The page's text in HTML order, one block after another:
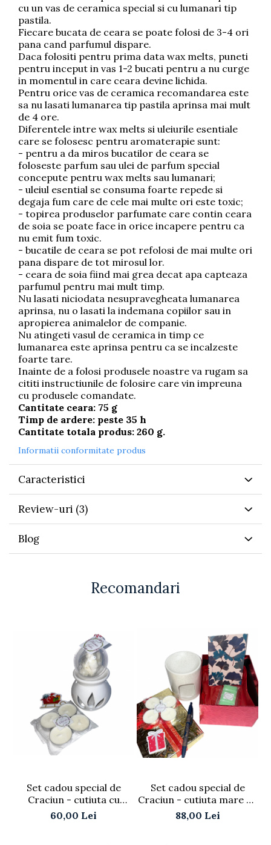
cu un vas de ceramica special si cu lumanari tip
pastila.
Fiecare bucata de ceara se poate folosi de 3-4 ori
pana cand parfumul dispare.
Daca folositi pentru prima data wax melts, puneti
pentru inceput in vas 1-2 bucati pentru a nu curge
in momentul in care ceara devine lichida.
Pentru orice vas de ceramica recomandarea este
sa nu lasati lumanarea tip pastila aprinsa mai mult
de 4 ore.
Diferentele intre wax melts si uleiurile esentiale
care se folosesc pentru aromaterapie sunt:
- pentru a da miros bucatilor de ceara se
foloseste parfum sau ulei de parfum special
concepute pentru wax melts sau lumanari;
- uleiul esential se consuma foarte repede si
degaja fum care de cele mai multe ori este toxic;
- topirea produselor parfumate care contin ceara
de soia se poate face in orice incapere pentru ca
nu emit fum toxic.
- bucatile de ceara se pot refolosi de mai multe ori
pana dispare de tot mirosul lor.
- ceara de soia fiind mai grea decat apa capteaza
parfumul pentru mai mult timp.
Nu lasati niciodata nesupravegheata lumanarea
aprinsa, nu o lasati la indemana copiilor sau in
apropierea animalelor de companie.
Nu atingeti vasul de ceramica in timp ce
lumanarea este aprinsa pentru ca se incalzeste
foarte tare.
Inainte de a folosi produsele noastre va rugam sa
cititi instructiunile de folosire care vin impreuna
cu produsele comandate.
Cantitate ceara: 75 g
Timp de ardere: peste 35 h
Cantitate totala produs: 260 g.
Informatii conformitate produs
Caracteristici
Review-uri (3)
Blog
Recomandari
Set cadou special de
Craciun - cutiuta cu
bunatati
60,00 Lei
Set cadou special de
Craciun - cutiuta mare cu
bunatati
88,00 Lei